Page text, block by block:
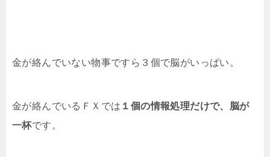
金が絡んでいない物事ですら３個で脳がいっぱい。
金が絡んでいるＦＸでは １個の情報処理だけで、脳が
一杯です。